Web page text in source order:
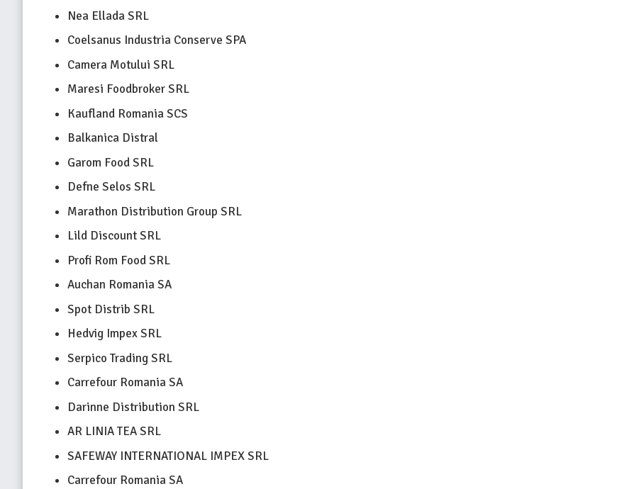
Nea Ellada SRL
Coelsanus Industria Conserve SPA
Camera Motului SRL
Maresi Foodbroker SRL
Kaufland Romania SCS
Balkanica Distral
Garom Food SRL
Defne Selos SRL
Marathon Distribution Group SRL
Lild Discount SRL
Profi Rom Food SRL
Auchan Romania SA
Spot Distrib SRL
Hedvig Impex SRL
Serpico Trading SRL
Carrefour Romania SA
Darinne Distribution SRL
AR LINIA TEA SRL
SAFEWAY INTERNATIONAL IMPEX SRL
Carrefour Romania SA